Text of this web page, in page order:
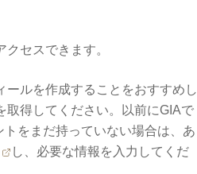
クセスできます。
ルを作成することをおすすめし
取得してください。以前にGIAで
をまだ持っていない場合は、あ
し、必要な情報を入力してくだ